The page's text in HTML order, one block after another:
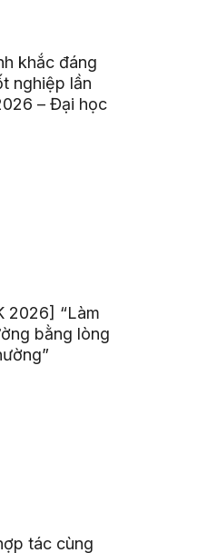
khắc đáng
nghiệp lần
– Đại học
2026] “Làm
bằng lòng
tác cùng